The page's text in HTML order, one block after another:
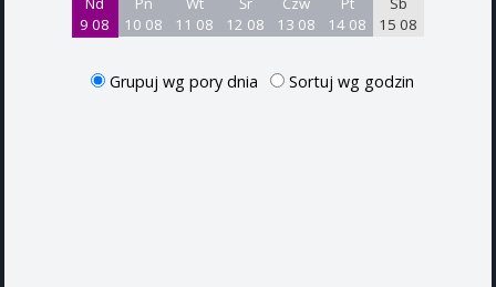
9 08
10 08
11 08
12 08
13 08
14 08
15 08
Grupuj wg pory dnia Sortuj wg godzin